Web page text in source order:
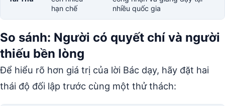
hạn chế
nhiều quốc gia
So sánh: Người có quyết chí và người
thiếu bền lòng
Để hiểu rõ hơn giá trị của lời Bác dạy, hãy đặt hai
thái độ đối lập trước cùng một thử thách: